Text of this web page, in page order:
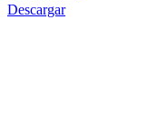
Descargar